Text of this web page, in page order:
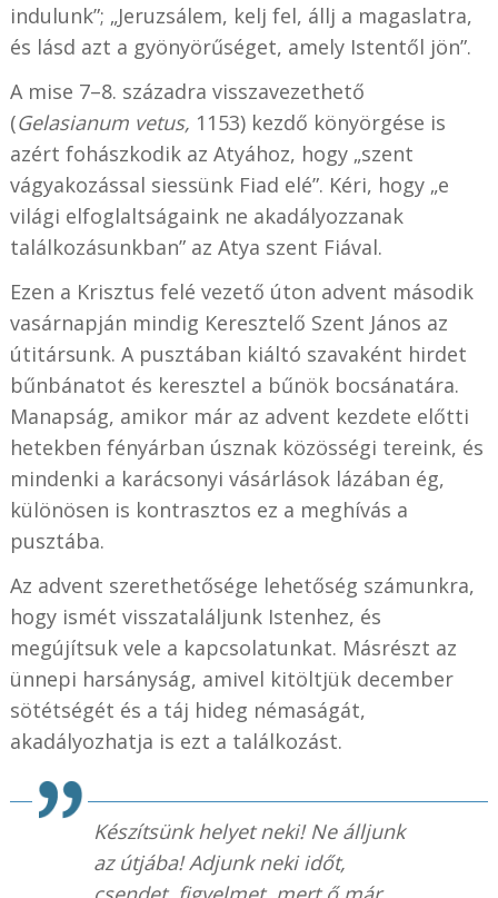
indulunk”; „Jeruzsálem, kelj fel, állj a magaslatra,
és lásd azt a gyönyörűséget, amely Istentől jön”.
A mise 7–8. századra visszavezethető
(Gelasianum vetus, 1153) kezdő könyörgése is
azért fohászkodik az Atyához, hogy „szent
vágyakozással siessünk Fiad elé”. Kéri, hogy „e
világi elfoglaltságaink ne akadályozzanak
találkozásunkban” az Atya szent Fiával.
Ezen a Krisztus felé vezető úton advent második
vasárnapján mindig Keresztelő Szent János az
útitársunk. A pusztában kiáltó szavaként hirdet
bűnbánatot és keresztel a bűnök bocsánatára.
Manapság, amikor már az advent kezdete előtti
hetekben fényárban úsznak közösségi tereink, és
mindenki a karácsonyi vásárlások lázában ég,
különösen is kontrasztos ez a meghívás a
pusztába.
Az advent szerethetősége lehetőség számunkra,
hogy ismét visszataláljunk Istenhez, és
megújítsuk vele a kapcsolatunkat. Másrészt az
ünnepi harsányság, amivel kitöltjük december
sötétségét és a táj hideg némaságát,
akadályozhatja is ezt a találkozást.
Készítsünk helyet neki! Ne álljunk
az útjába! Adjunk neki időt,